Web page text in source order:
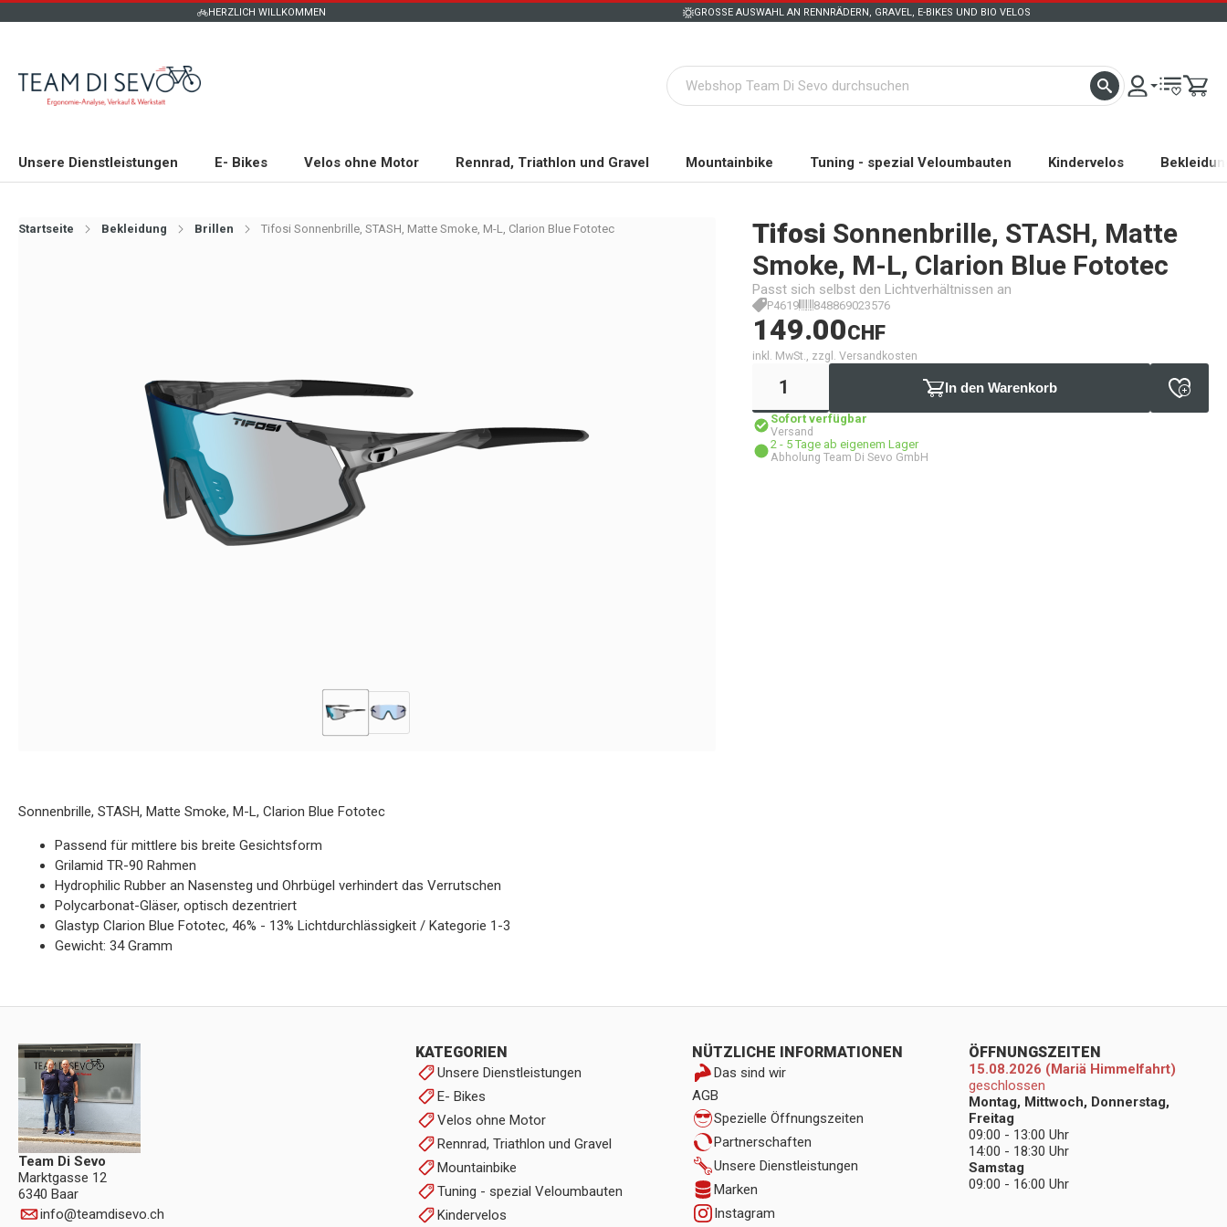
HERZLICH WILLKOMMEN GROSSE AUSWAHL AN RENNRÄDERN, GRAVEL, E-BIKES UND BIO VELOS
Unsere Dienstleistungen E- Bikes Velos ohne Motor Rennrad, Triathlon und Gravel Mountainbike Tuning - spezial Veloumbauten Kindervelos
Startseite Bekleidung Brillen Tifosi Sonnenbrille, STASH, Matte Smoke, M-L, Clarion Blue Fototec Tifosi Sonnenbrille, STASH, Matte
Smoke, M-L, Clarion Blue Fototec
Passt sich selbst den Lichtverhältnissen an
P4619 848869023576
149.00CHF
inkl. MwSt., zzgl. Versandkosten
In den Warenkorb
Sofort verfügbar
Versand
2 - 5 Tage ab eigenem Lager
Abholung Team Di Sevo GmbH
Sonnenbrille, STASH, Matte Smoke, M-L, Clarion Blue Fototec
Passend für mittlere bis breite Gesichtsform
Grilamid TR-90 Rahmen
Hydrophilic Rubber an Nasensteg und Ohrbügel verhindert das Verrutschen
Polycarbonat-Gläser, optisch dezentriert
Glastyp Clarion Blue Fototec, 46% - 13% Lichtdurchlässigkeit / Kategorie 1-3
Gewicht: 34 Gramm
Team Di Sevo
Marktgasse 12
6340 Baar
info@teamdisevo.ch
KATEGORIEN
Unsere Dienstleistungen
E- Bikes
Velos ohne Motor
Rennrad, Triathlon und Gravel
Mountainbike
Tuning - spezial Veloumbauten
Kindervelos
NÜTZLICHE INFORMATIONEN
Das sind wir
AGB
Spezielle Öffnungszeiten
Partnerschaften
Unsere Dienstleistungen
Marken
Instagram
ÖFFNUNGSZEITEN
15.08.2026 (Mariä Himmelfahrt)
geschlossen
Montag, Mittwoch, Donnerstag,
Freitag
09:00 - 13:00 Uhr
14:00 - 18:30 Uhr
Samstag
09:00 - 16:00 Uhr